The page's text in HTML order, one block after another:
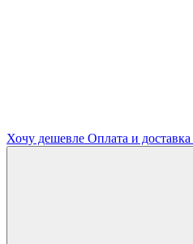
Хочу дешевле Оплата и доставка